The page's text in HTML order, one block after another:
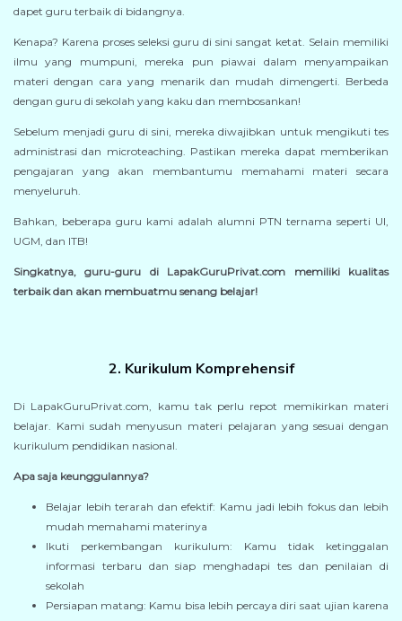
dapet guru terbaik di bidangnya.
Kenapa? Karena proses seleksi guru di sini sangat ketat. Selain memiliki
ilmu yang mumpuni, mereka pun piawai dalam menyampaikan
materi dengan cara yang menarik dan mudah dimengerti. Berbeda
dengan guru di sekolah yang kaku dan membosankan!
Sebelum menjadi guru di sini, mereka diwajibkan untuk mengikuti tes
administrasi dan microteaching. Pastikan mereka dapat memberikan
pengajaran yang akan membantumu memahami materi secara
menyeluruh.
Bahkan, beberapa guru kami adalah alumni PTN ternama seperti UI,
UGM, dan ITB!
Singkatnya, guru-guru di LapakGuruPrivat.com memiliki kualitas
terbaik dan akan membuatmu senang belajar!
2. Kurikulum Komprehensif
Di LapakGuruPrivat.com, kamu tak perlu repot memikirkan materi
belajar. Kami sudah menyusun materi pelajaran yang sesuai dengan
kurikulum pendidikan nasional.
Apa saja keunggulannya?
Belajar lebih terarah dan efektif: Kamu jadi lebih fokus dan lebih
mudah memahami materinya
Ikuti perkembangan kurikulum: Kamu tidak ketinggalan
informasi terbaru dan siap menghadapi tes dan penilaian di
sekolah
Persiapan matang: Kamu bisa lebih percaya diri saat ujian karena